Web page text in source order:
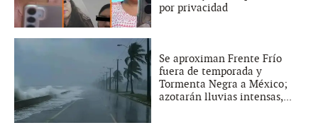
por privacidad
Se aproximan Frente Frío
fuera de temporada y
Tormenta Negra a México;
azotarán lluvias intensas,...